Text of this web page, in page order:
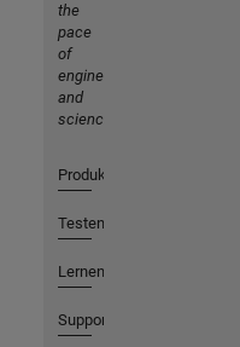
the
pace
of
engineering
and
science
Produkte
Testen oder Kaufen
Lernen
Support